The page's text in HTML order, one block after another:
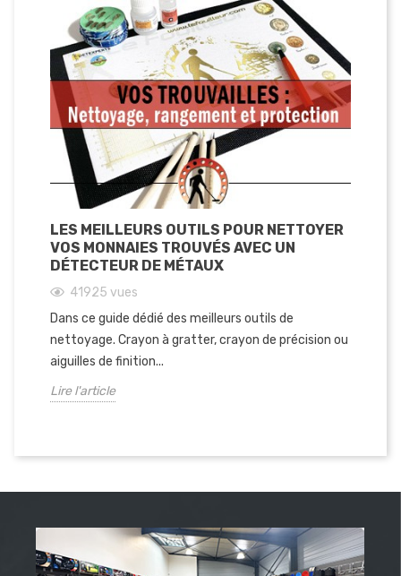
LES MEILLEURS OUTILS POUR NETTOYER
VOS MONNAIES TROUVÉS AVEC UN
DÉTECTEUR DE MÉTAUX
41925 vues
Dans ce guide dédié des meilleurs outils de
nettoyage. Crayon à gratter, crayon de précision ou
aiguilles de finition...
Lire l'article